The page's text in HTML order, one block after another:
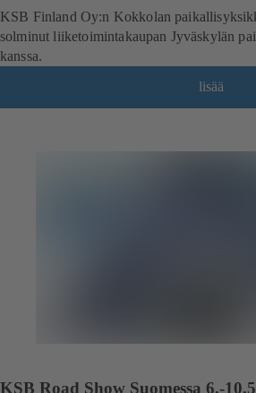
KSB Finland Oy:n Kokkolan
solminut liiketoimintakaupan Jyväskylän
kanssa.
lisää
KSB Road Show Suomessa 6.-